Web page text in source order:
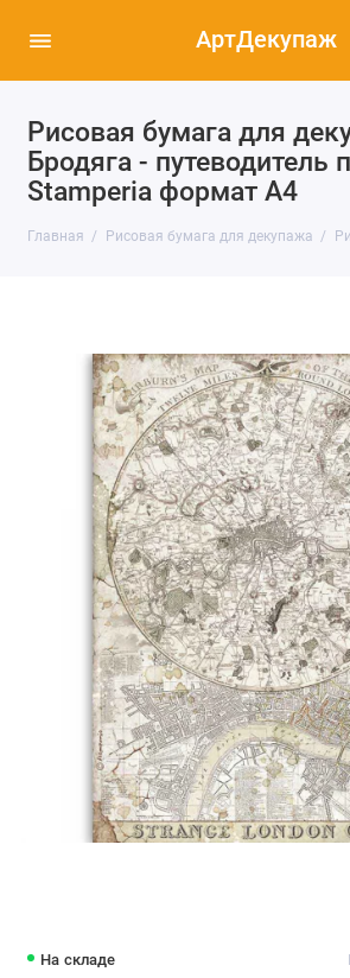
АртДекупаж
Рисовая бумага для
Бродяга - путеводитель
Stamperia формат А4
Главная Рисовая бумага для декупажа
На складе